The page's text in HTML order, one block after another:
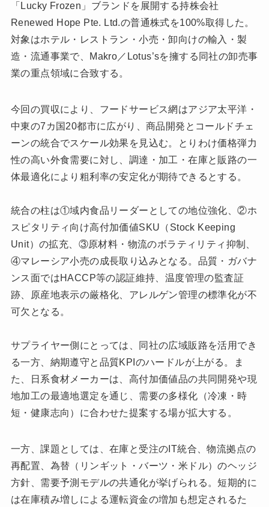
「Lucky Frozen」ブランドを展開する持株会社
Renewed Hope Pte. Ltd.の普通株式を100%取得した。
対象はホテル・レストラン・小売・卸向けの輸入・製
造・流通事業で、Makro／Lotus’sを擁する同社の卸売事
業の重点領域に合致する。
今回の買収により、フードサービス網はアジア太平洋・
中東の7カ国20都市に広がり、商品開発とコールドチェ
ーンの統合でスケール効果を見込む。とりわけ価格弾力
性の高い外食需要に対し、調達・加工・在庫と販路の一
体最適化により粗利率の安定化が期待できるとする。
統合の柱は①域内食品リーダーとしての地位強化、②ホ
スピタリティ向け高付加価値SKU（Stock Keeping
Unit）の拡充、③原材料・物流のボラティリティ抑制、
④マレーシア小売の成長取り込みとなる。品質・ガバナ
ンス面ではHACCP等の認証維持、温度管理の監査証
跡、原産地表示の厳格化、アレルゲン管理の標準化が不
可欠となる。
サプライヤー側にとっては、同社の広域販路を活用でき
る一方、納期遵守と品質KPIのハードルが上がる。ま
た、日系食材メーカーは、高付加価値品の共同開発や現
地加工の最適地選定を通じ、需要の多様化（冷凍・時
短・健康志向）に合わせた提案する場が拡大する。
一方、課題としては、在庫と受注のIT統合、物流拠点の
再配置、為替（リンギット・バーツ・米ドル）のヘッジ
方針、需要予測モデルの共通化が挙げられる。短期的に
は在庫積み増しによる運転資金の増加も想定されるた